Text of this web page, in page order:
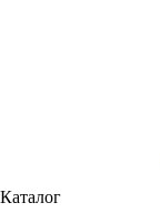
Каталог